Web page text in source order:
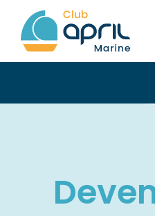
content